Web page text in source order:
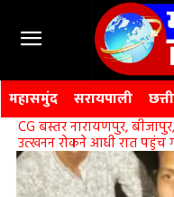
महासमुंद सरायपाली
CG बस्तर नारायणपुर,
उत्खनन रोकने आधी रात पहुंच